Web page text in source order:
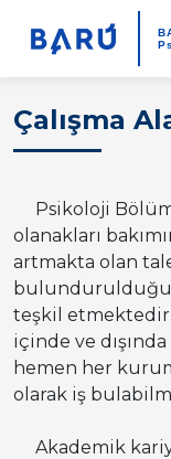
Çalışma
Psikoloji
olanakları
artmakta olan
teşkil
içinde ve
hemen her
olarak iş
Akademik